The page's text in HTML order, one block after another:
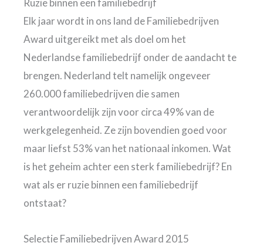
Ruzie binnen een familiebedrijf
Elk jaar wordt in ons land de Familiebedrijven
Award uitgereikt met als doel om het
Nederlandse familiebedrijf onder de aandacht te
brengen. Nederland telt namelijk ongeveer
260.000 familiebedrijven die samen
verantwoordelijk zijn voor circa 49% van de
werkgelegenheid. Ze zijn bovendien goed voor
maar liefst 53% van het nationaal inkomen. Wat
is het geheim achter een sterk familiebedrijf? En
wat als er ruzie binnen een familiebedrijf
ontstaat?
Selectie Familiebedrijven Award 2015